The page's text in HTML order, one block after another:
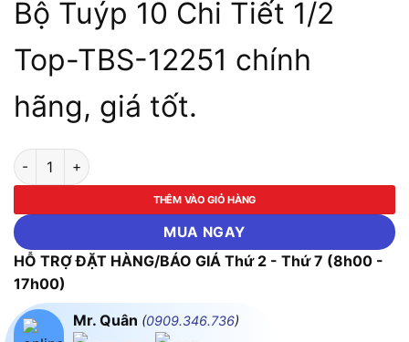
Bộ Tuýp 10 Chi Tiết 1/2
Top-TBS-12251 chính
hãng, giá tốt.
Bộ Tuýp 10 Chi Tiết 1/2 Top-TBS-12251 số lượng
THÊM VÀO GIỎ HÀNG
MUA NGAY
HỖ TRỢ ĐẶT HÀNG/BÁO GIÁ Thứ 2 - Thứ 7 (8h00 -
17h00)
Mr. Quân (0909.346.736)